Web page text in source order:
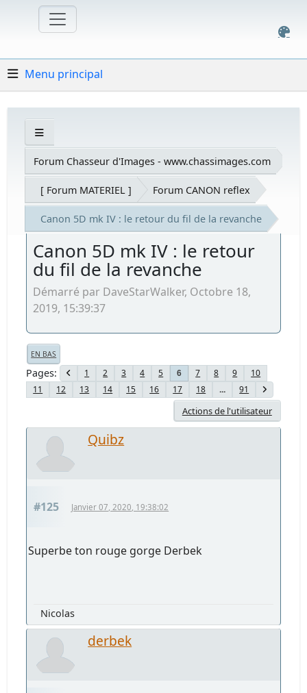
Menu principal
Forum Chasseur d'Images - www.chassimages.com
[ Forum MATERIEL ] Forum CANON reflex
Canon 5D mk IV : le retour du fil de la revanche
Canon 5D mk IV : le retour
du fil de la revanche
Démarré par DaveStarWalker, Octobre 18,
2019, 15:39:37
EN BAS
Pages 1 2 3 4 5 6 7 8 9
10
11
12 13 14 15 16 17 18 ... 91
Actions de l'utilisateur
Quibz
#125 Janvier 07, 2020, 19:38:02
Superbe ton rouge gorge Derbek
Nicolas
derbek